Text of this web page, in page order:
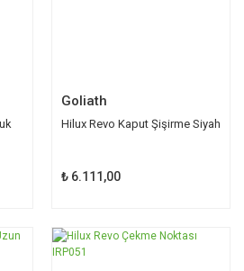
Goliath
Hilux Revo Kaput Şişirme Siyah
₺ 6.111,00